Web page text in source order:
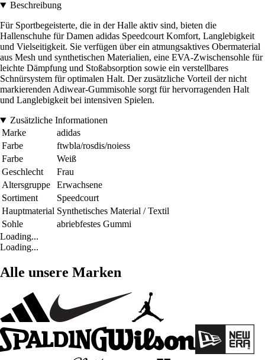
Beschreibung
Für Sportbegeisterte, die in der Halle aktiv sind, bieten die
Hallenschuhe für Damen adidas Speedcourt Komfort, Langlebigkeit
und Vielseitigkeit. Sie verfügen über ein atmungsaktives Obermaterial
aus Mesh und synthetischen Materialien, eine EVA-Zwischensohle für
leichte Dämpfung und Stoßabsorption sowie ein verstellbares
Schnürsystem für optimalen Halt. Der zusätzliche Vorteil der nicht
markierenden Adiwear-Gummisohle sorgt für hervorragenden Halt
und Langlebigkeit bei intensiven Spielen.
Zusätzliche Informationen
Marke
adidas
Farbe
ftwbla/rosdis/noiess
Farbe
Weiß
Geschlecht
Frau
Altersgruppe
Erwachsene
Sortiment
Speedcourt
Hauptmaterial Synthetisches Material / Textil
Sohle
abriebfestes Gummi
Loading...
Loading...
Alle unsere Marken